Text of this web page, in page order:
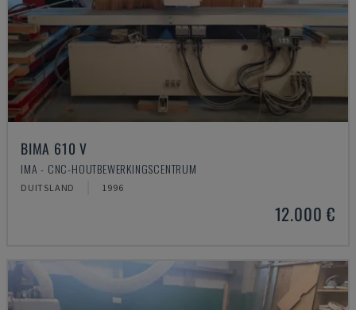
BIMA 610 V
IMA - CNC-HOUTBEWERKINGSCENTRUM
DUITSLAND 1996
12.000 €